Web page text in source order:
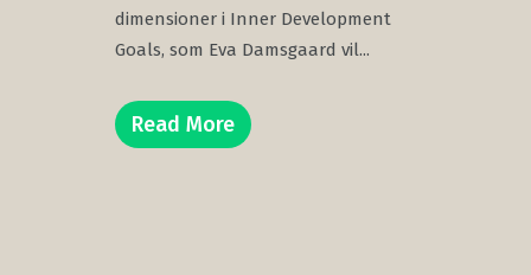
dimensioner i Inner Development
Goals, som Eva Damsgaard vil...
Read More